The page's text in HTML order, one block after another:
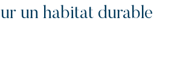
un habitat durable